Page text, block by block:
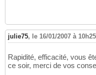
29
30
32
33
/* -ed-
Tu l'as bien
- Ca fait
- L'abruti
julie75, le 16/01/2007 à 10h25
Rapidité, efficacité, vous
ce soir, merci de vos